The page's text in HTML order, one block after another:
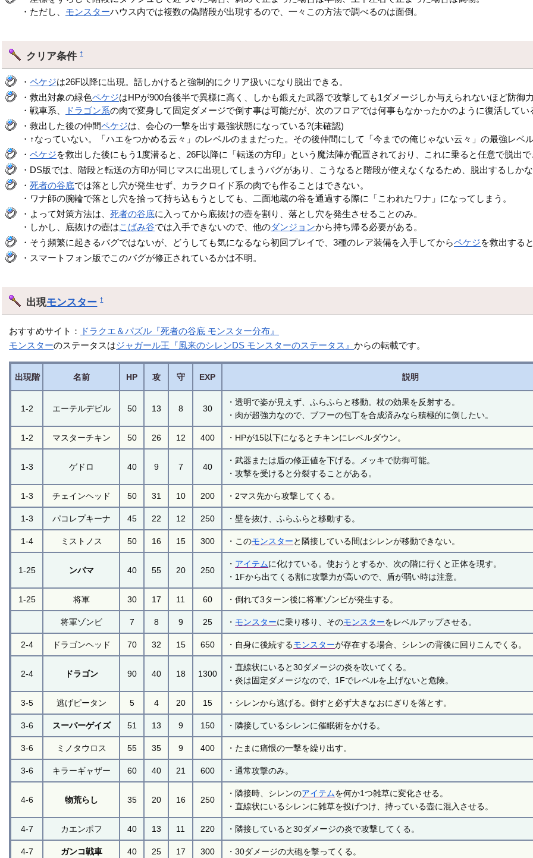
・ただし、 モンスターハウス内では複数の偽階段が出現するので、一々この方法で調べるのは面倒。
クリア条件†
・ペケジは26F以降に出現。話しかけると強制的にクリア扱いになり脱出できる。
・救出対象の緑色ペケジはHPが900台後半で異様に高く、しかも鍛えた武器で攻撃しても1ダメージしか与えられないほど防御
・戦車系、
ドラゴン系の肉で変身して固定ダメージで倒す事は可能だが、次のフロアでは何事もなかったかのように復活してい
・救出した後の仲間ペケジは、会心の一撃を出す最強状態になっている?(未確認)
・↑なっていない。「ハエをつかめる云々」のレベルのままだった。その後仲間にして「今までの俺じゃない云々」の最強レベ
・ペケジを救出した後にもう1度潜ると、26F以降に「転送の方印」という魔法陣が配置されており、これに乗ると任意で脱出
・DS版では、階段と転送の方印が同じマスに出現してしまうバグがあり、こうなると階段が使えなくなるため、脱出するしか
・死者の谷底では落とし穴が発生せず、カラクロイド系の肉でも作ることはできない。
・ワナ師の腕輪で落とし穴を拾って持ち込もうとしても、二面地蔵の谷を通過する際に「こわれたワナ」になってしまう。
・よって対策方法は、死者の谷底に入ってから底抜けの壺を割り、落とし穴を発生させることのみ。
・しかし、底抜けの壺はこばみ谷では入手できないので、他のダンジョンから持ち帰る必要がある。
・そう頻繁に起きるバグではないが、どうしても気になるなら初回プレイで、3種のレア装備を入手してからペケジを救出する
・スマートフォン版でこのバグが修正されているかは不明。
出現モンスター †
おすすめサイト：
ドラクエ＆パズル『死者の谷底 モンスター分布』
モンスターのステータスはジャガール王『風来のシレンDS モンスターのステータス』からの転載です。
出現階 名前 HP 攻 守 EXP 説明
1-2 エーテルデビル 50 13 8 30
・透明で姿が見えず、ふらふらと移動。杖の効果を反射する。
・肉が超強力なので、ブフーの包丁を合成済みなら積極的に倒したい。
1-2 マスターチキン 50 26 12 400 ・HPが15以下になるとチキンにレベルダウン。
1-3 ゲドロ 40 9 7 40
・武器または盾の修正値を下げる。メッキで防御可能。
・攻撃を受けると分裂することがある。
1-3 チェインヘッド 50 31 10 200 ・2マス先から攻撃してくる。
1-3 パコレプキーナ 45 22 12 250 ・壁を抜け、ふらふらと移動する。
1-4 ミストノス 50 16 15 300 ・このモンスターと隣接している間はシレンが移動できない。
1-25 ンバマ 40 55 20 250
・ アイテムに化けている。使おうとするか、次の階に行くと正体を現す。
・1Fから出てくる割に攻撃力が高いので、盾が弱い時は注意。
1-25 将軍 30 17 11 60 ・倒れて3ターン後に将軍ゾンビが発生する。
将軍ゾンビ 7 8 9 25 ・ モンスターに乗り移り、そのモンスターをレベルアップさせる。
2-4 ドラゴンヘッド 70 32 15 650 ・自身に後続するモンスターが存在する場合、シレンの背後に回りこんでくる。
2-4 ドラゴン 90 40 18 1300
・直線状にいると30ダメージの炎を吹いてくる。
・炎は固定ダメージなので、1Fでレベルを上げないと危険。
3-5 逃げピータン 5 4 20 15 ・シレンから逃げる。倒すと必ず大きなおにぎりを落とす。
3-6 スーパーゲイズ 51 13 9 150 ・隣接しているシレンに催眠術をかける。
3-6 ミノタウロス 55 35 9 400 ・たまに痛恨の一撃を繰り出す。
3-6 キラーギャザー 60 40 21 600 ・通常攻撃のみ。
4-6 物荒らし 35 20 16 250
・隣接時、シレンのアイテムを何か1つ雑草に変化させる。
・直線状にいるシレンに雑草を投げつけ、持っている壺に混入させる。
4-7 カエンポフ 40 13 11 220 ・隣接していると30ダメージの炎で攻撃してくる。
4-7 ガンコ戦車 40 25 17 300 ・30ダメージの大砲を撃ってくる。